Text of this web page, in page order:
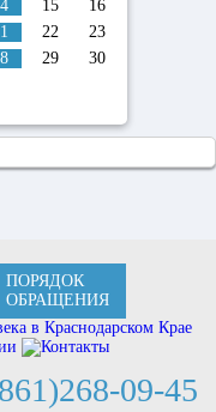
15
16
22
23
29
30
ПОРЯДОК
ОБРАЩЕНИЯ
09-45